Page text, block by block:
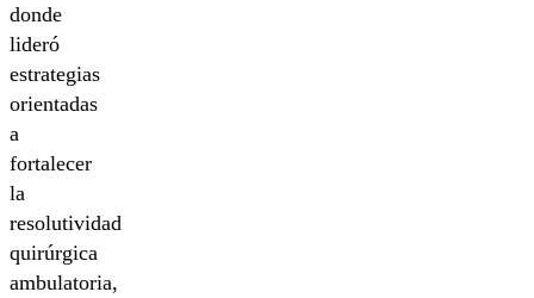
donde
lideró
estrategias
orientadas
a
fortalecer
la
resolutividad
quirúrgica
ambulatoria,